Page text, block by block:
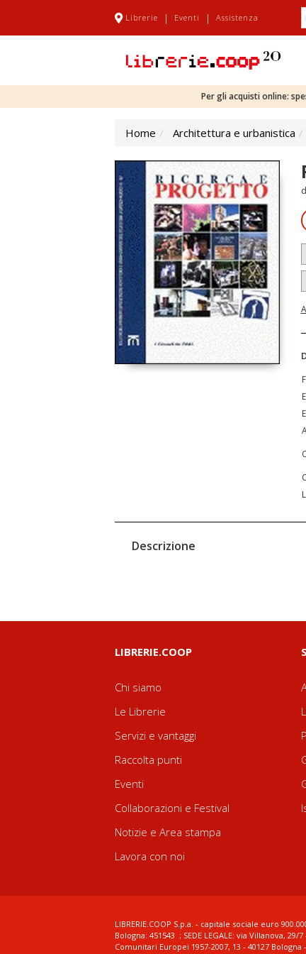
Librerie | Eventi | Assistenza
Per gli acquisti online:
Home Architettura e urbanistica
Descrizione
LIBRERIE.COOP
Chi siamo
Le Librerie
Servizi e vantaggi
Raccolta punti
Eventi
Collaborazioni e Festival
Notizie e Area stampa
Lavora con noi
LIBRERIE.COOP S.p.a. - capitale sociale euro
Bologna: 451543 ; SEDE LEGALE: via Villanova, 29/
Comunitari Europei 1957-2007, 13 - 40127